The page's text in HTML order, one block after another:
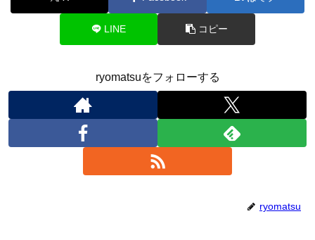
LINE コピー
ryomatsuをフォローする
ryomatsu